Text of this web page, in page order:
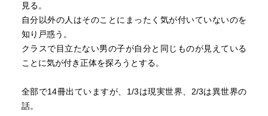
見る。
自分以外の人はそのことにまったく気が付いていないのを
知り戸惑う。
クラスで目立たない男の子が自分と同じものが見えている
ことに気が付き正体を探ろうとする。
全部で14冊出ていますが、1/3は現実世界、2/3は異世界の
話。